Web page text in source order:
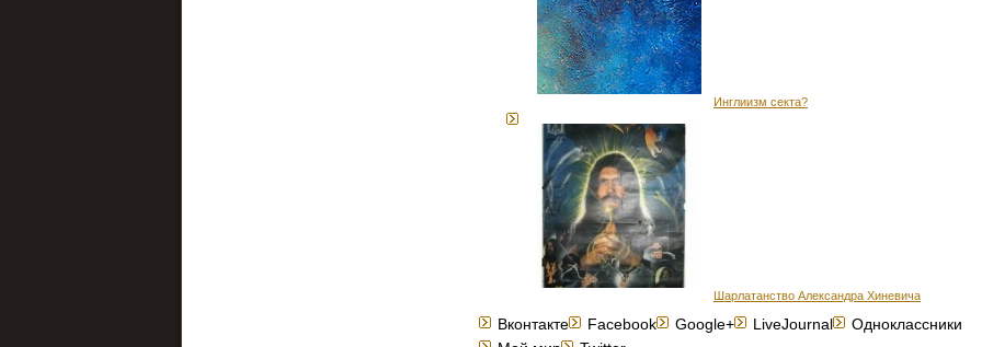
Инглиизм секта?
Шарлатанство Александра Хиневича
Вконтакте Facebook Google+ LiveJournal
Одноклассники